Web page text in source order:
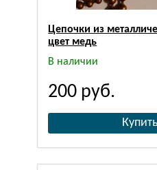
Цепочки из
цвет медь
В наличии
200 руб.